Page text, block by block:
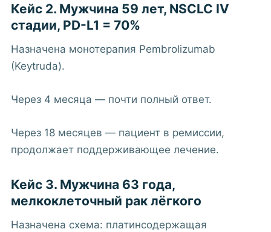
Кейс 2. Мужчина 59 лет, NSCLC IV
стадии, PD-L1 = 70%
Назначена монотерапия Pembrolizumab
(Keytruda).
Через 4 месяца — почти полный ответ.
Через 18 месяцев — пациент в ремиссии,
продолжает поддерживающее лечение.
Кейс 3. Мужчина 63 года,
мелкоклеточный рак лёгкого
Назначена схема: платинсодержащая